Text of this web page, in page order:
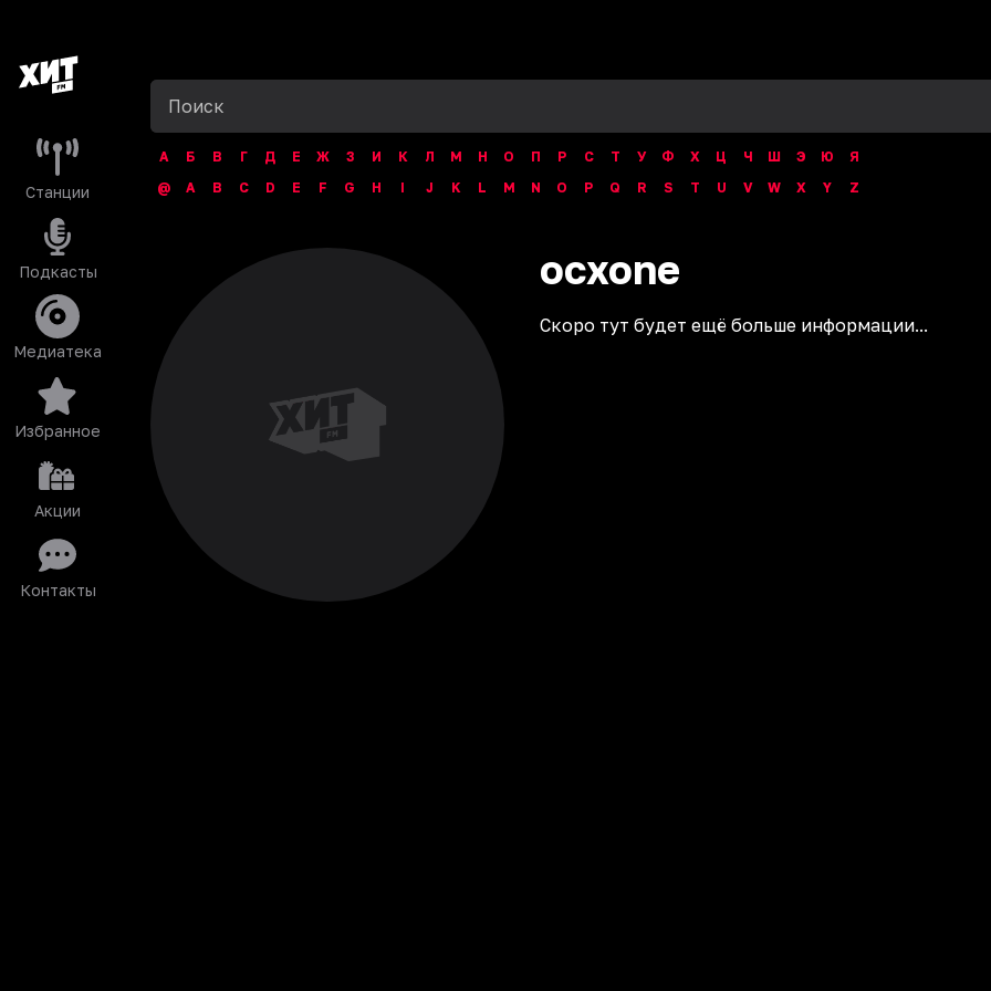
Станции
Подкасты
Медиатека
Избранное
Акции
Контакты
А Б В Г Д Е Ж З И К Л М Н О П Р С Т У Ф Х Ц Ч Ш Э Ю
Я
@
A B C D E F G H I J K L M N O P Q R S T U V W X Y Z
ocxone
Скоро тут будет ещё больше информации...